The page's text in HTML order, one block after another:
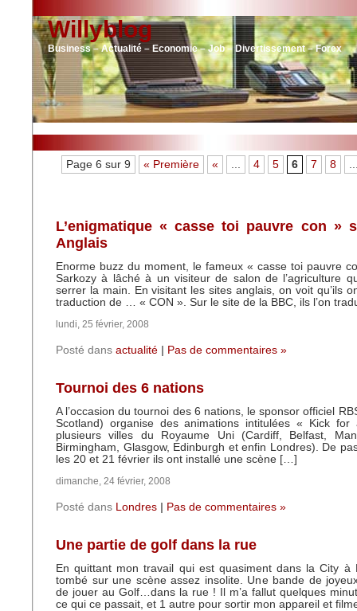
Willyblog
Business – Actualité – Economie – Job – Divertissement – Forex
Page 6 sur 9 « Première « ... 4 5 6 7 8
L’enigmatique « casse toi pauvre con »
Anglais
Enorme buzz du moment, le fameux « casse toi pauvre
Sarkozy à lâché à un visiteur de salon de l’agriculture
serrer la main. En visitant les sites anglais, on voit qu’ils
traduction de … « CON ». Sur le site de la BBC, ils l’on
lundi, 25 février, 2008
Posté dans actualité Pas de commentaires »
Tournoi des 6 nations
A l’occasion du tournoi des 6 nations, le sponsor officiel
Scotland) organise des animations intitulées « Kick
plusieurs villes du Royaume Uni (Cardiff, Belfast,
Birmingham, Glasgow, Edinburgh et enfin Londres). De
les 20 et 21 février ils ont installé une scène […]
dimanche, 24 février, 2008
Posté dans Londres Pas de commentaires »
Une partie de golf dans la rue
En quittant mon travail qui est quasiment dans la City à
tombé sur une scène assez insolite. Une bande de
de jouer au Golf…dans la rue ! Il m’a fallut quelques
ce qui ce passait, et 1 autre pour sortir mon appareil et